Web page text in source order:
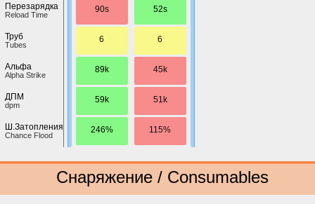
Перезарядка
Reload Time
Труб
Tubes
Альфа
Alpha Strike
ДПМ
dpm
Ш.Затопления
Chance Flood
90s
6
89k
59k
246%
52s
6
45k
51k
115%
Снаряжение / Consumables